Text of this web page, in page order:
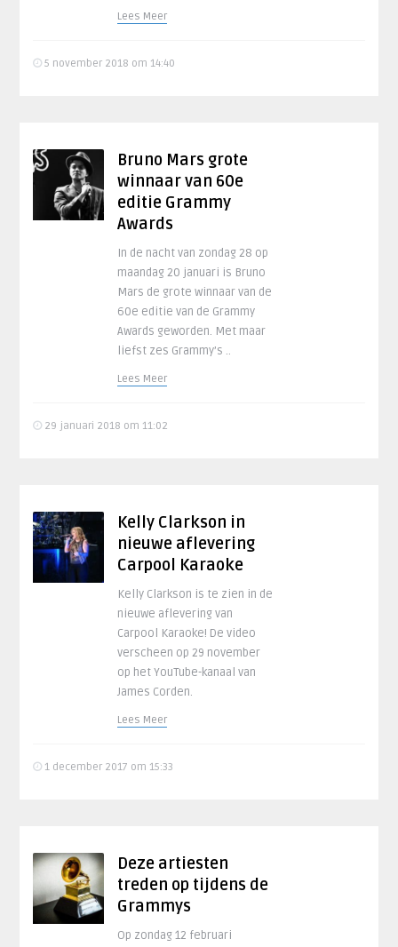
Lees Meer
5 november 2018 om 14:40
Bruno Mars grote
winnaar van 60e
editie Grammy
Awards
In de nacht van zondag 28 op
maandag 20 januari is Bruno
Mars de grote winnaar van de
60e editie van de Grammy
Awards geworden. Met maar
liefst zes Grammy’s ..
Lees Meer
29 januari 2018 om 11:02
Kelly Clarkson in
nieuwe aflevering
Carpool Karaoke
Kelly Clarkson is te zien in de
nieuwe aflevering van
Carpool Karaoke! De video
verscheen op 29 november
op het YouTube-kanaal van
James Corden.
Lees Meer
1 december 2017 om 15:33
Deze artiesten
treden op tijdens de
Grammys
Op zondag 12 februari